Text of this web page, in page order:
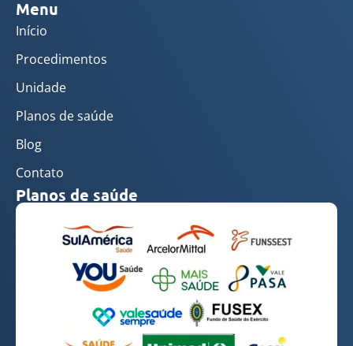
Menu
Início
Procedimentos
Unidade
Planos de saúde
Blog
Contato
Planos de saúde